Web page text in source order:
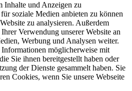
Inhalte und Anzeigen zu
soziale Medien anbieten zu können
zu analysieren. Außerdem
Verwendung unserer Website an
Werbung und Analysen weiter.
möglicherweise mit
Sie ihnen bereitgestellt haben oder
der Dienste gesammelt haben. Sie
Cookies, wenn Sie unsere Webseite